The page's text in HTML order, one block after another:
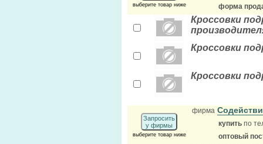
выберите товар ниже
форма
Кроссовки
Кроссовки
Кроссовки
Запросить
у фирмы
выберите товар ниже
фирма
купить по
оптовый